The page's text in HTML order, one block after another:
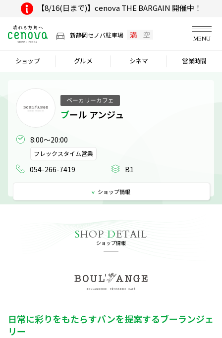
【8/16(日まで)】cenova THE BARGAIN 開催中！
新静岡セノバ駐車場 満 空 MENU
ショップ グルメ シネマ 営業時間
ベーカリーカフェ
ブール アンジュ
8:00～20:00
フレックスタイム営業
054-266-7419 B1
ショップ情報
SHOP DETAIL
ショップ情報
日常に彩りをもたらすパンを提案するブーランジェ
リー